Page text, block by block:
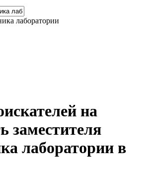
лаборатории
на
заместителя
лаборатории в